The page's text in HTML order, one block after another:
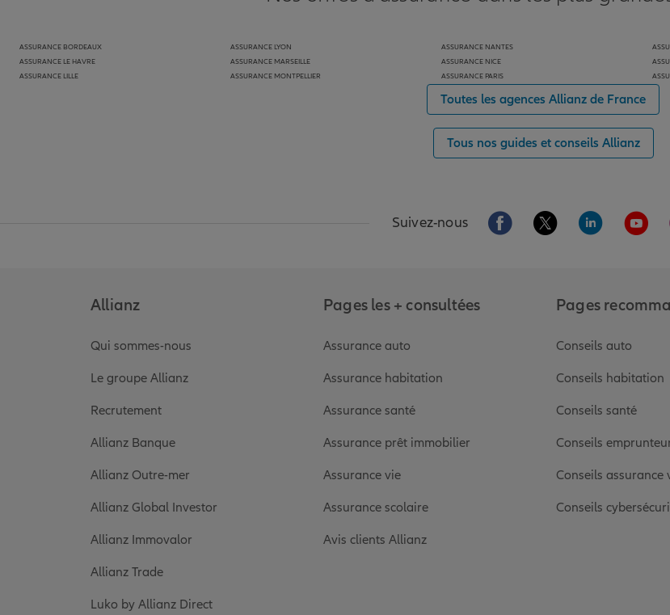
ASSURANCE BORDEAUX
ASSURANCE LE HAVRE
ASSURANCE LILLE
ASSURANCE LYON
ASSURANCE MARSEILLE
ASSURANCE MONTPELLIER
ASSURANCE NANTES
ASSURANCE NICE
ASSURANCE PARIS
Toutes les agences Allianz de France
Tous nos guides et conseils Allianz
Suivez-nous Aller sur la page Facebook de
Aller sur la page
Aller sur laAller
Allianz
Qui sommes-nous
Le groupe Allianz
Recrutement
Allianz Banque
Allianz Outre-mer
Allianz Global Investor
Allianz Immovalor
Allianz Trade
Luko by Allianz Direct
Pages les + consultées
Assurance auto
Assurance habitation
Assurance santé
Assurance prêt immobilier
Assurance vie
Assurance scolaire
Avis clients Allianz
Pages
Conseils auto
Conseils habitation
Conseils santé
Conseils
Conseils assurance
Conseils